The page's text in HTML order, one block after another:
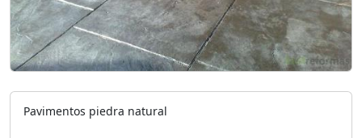
Pavimentos piedra natural